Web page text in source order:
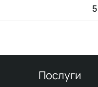
Послуги